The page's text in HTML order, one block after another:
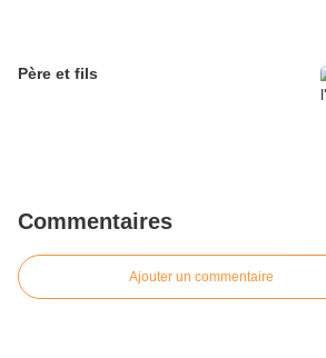
Père et fils
Commentaires
Ajouter un commentaire